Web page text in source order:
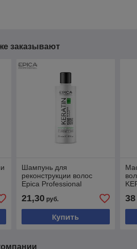
заказывают
Шампунь для
реконструкции волос
Epica Professional
21,30руб.
Купить
38